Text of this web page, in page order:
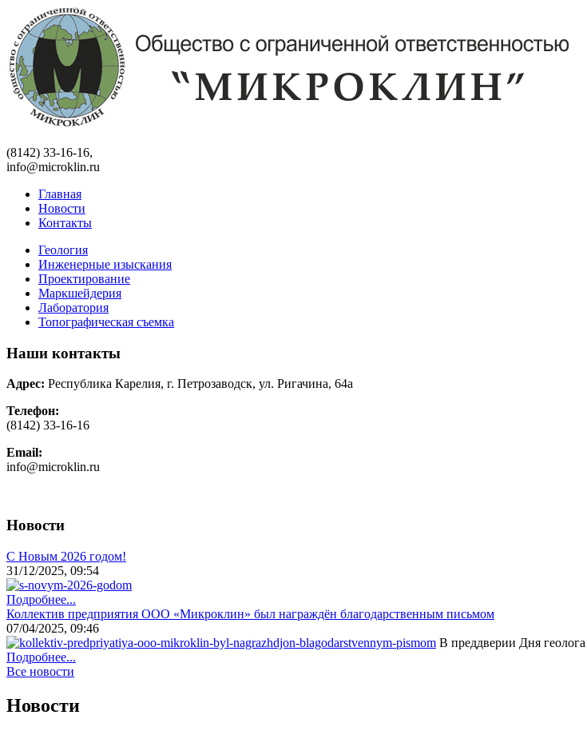
(8142) 33-16-16,
info@microklin.ru
Главная
Новости
Контакты
Геология
Инженерные изыскания
Проектирование
Маркшейдерия
Лаборатория
Топографическая съемка
Наши контакты
Адрес: Республика Карелия, г. Петрозаводск, ул. Ригачина, 64а
Телефон:
(8142) 33-16-16
Email:
info@microklin.ru
Новости
С Новым 2026 годом!
31/12/2025, 09:54
Подробнее...
Коллектив предприятия ООО «Микроклин» был награждён благодарственным письмом
07/04/2025, 09:46
В преддверии Дня
Подробнее...
Все новости
Новости